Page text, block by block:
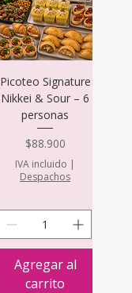
Picoteo Signature
Nikkei & Sour – 6
personas
Precio
$88.900
IVA incluido |
Despachos
Agregar al
carrito